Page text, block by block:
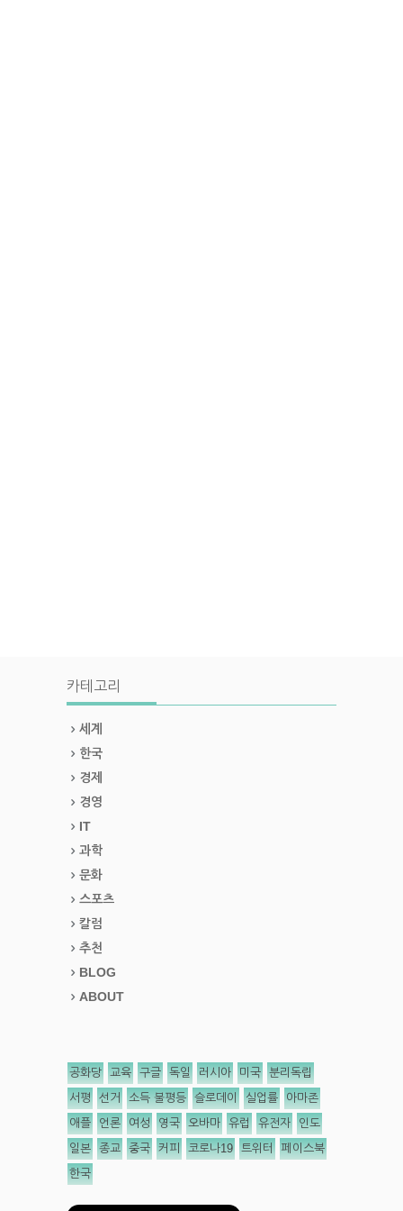
카테고리
세계
한국
경제
경영
IT
과학
문화
스포츠
칼럼
추천
BLOG
ABOUT
공화당 교육 구글 독일 러시아 미국 분리독립
서평 선거 소득 불평등 슬로데이 실업률 아마존
애플 언론 여성 영국 오바마 유럽 유전자 인도
일본 종교 중국 커피 코로나19 트위터 페이스북
한국